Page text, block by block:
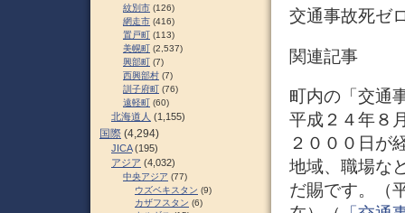
交通事故死ゼ
関連記事
町内の「交通
平成２４年８
２０００日が
地域、職場な
だ賜です。（
紋別市 (126)
網走市 (416)
置戸町 (113)
美幌町 (2,537)
興部町 (7)
西興部村 (7)
訓子府町 (76)
遠軽町 (60)
北海道人 (1,155)
国際 (4,294)
JICA(195)
アジア (4,032)
中央アジア (77)
ウズベキスタン (9)
カザフスタン (6)